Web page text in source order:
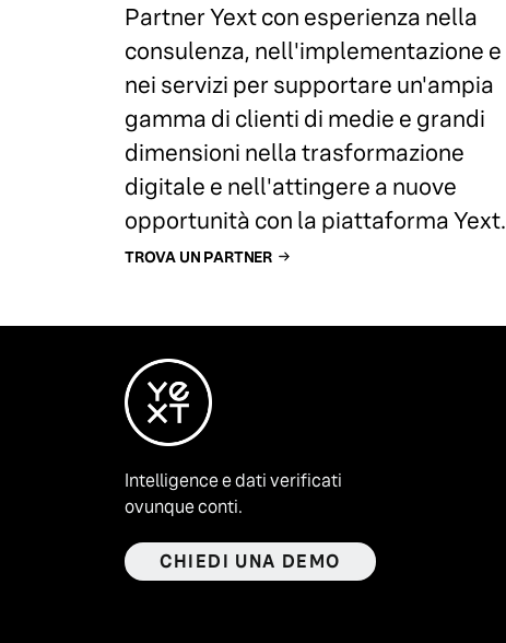
Partner Yext con esperienza nella
consulenza, nell'implementazione e
nei servizi per supportare un'ampia
gamma di clienti di medie e grandi
dimensioni nella trasformazione
digitale e nell'attingere a nuove
opportunità con la piattaforma Yext.
TROVA UN PARTNER
Intelligence e dati verificati
ovunque conti.
CHIEDI UNA DEMO